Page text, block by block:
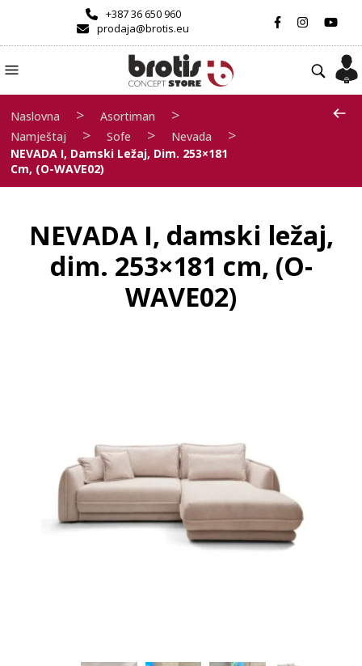
+387 36 650 960
prodaja@brotis.eu
Naslovna > Asortiman >
Namještaj > Sofe > Nevada >
NEVADA I, Damski Ležaj, Dim. 253×181
Cm, (O-WAVE02)
NEVADA I, damski ležaj,
dim. 253×181 cm, (O-
WAVE02)